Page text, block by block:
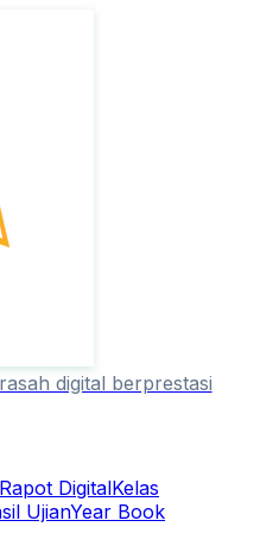
digital berprestasi
Rapot DigitalKelas
UjianYear Book